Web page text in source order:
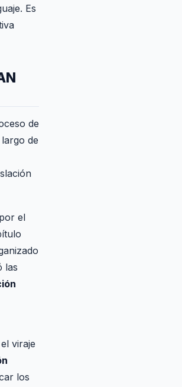
Es
de
de
el
las
viraje
los